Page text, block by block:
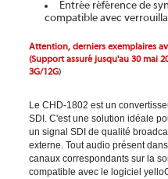
Entrée référence de
compatible avec
Attention, derniers exemplaires
(Support assuré jusqu'au 30 mai
3G/12G)
Le CHD-1802 est un
SDI. C'est une solution idéale
un signal SDI de qualité
externe. Tout audio présent
canaux correspondants sur la
compatible avec le logiciel